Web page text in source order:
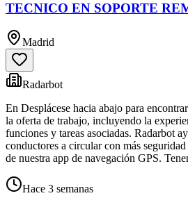
TECNICO EN SOPORTE
Madrid
Radarbot
En Desplácese hacia abajo para
la oferta de trabajo, incluyendo la
funciones y tareas asociadas. Radarbot
conductores a circular con más
de nuestra app de navegación GPS.
Hace 3 semanas